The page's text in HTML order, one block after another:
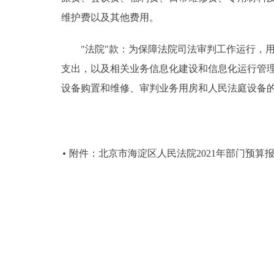
维护费以及其他费用。
"法院"款：为保障法院司法审判工作运行，用
支出，以及相关业务信息化建设和信息化运行管
设备购置和维修、审判业务用房和人民法庭设备
附件：北京市海淀区人民法院2021年部门预算